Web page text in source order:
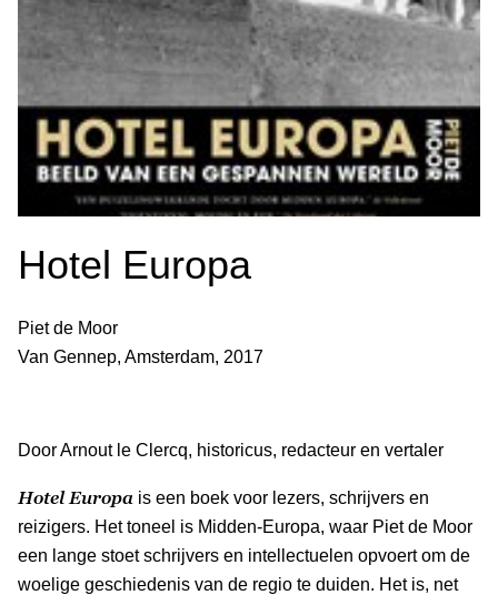
Hotel Europa
Piet de Moor
Van Gennep, Amsterdam, 2017
Door Arnout le Clercq, historicus, redacteur en vertaler
Hotel Europa is een boek voor lezers, schrijvers en
reizigers. Het toneel is Midden-Europa, waar Piet de Moor
een lange stoet schrijvers en intellectuelen opvoert om de
woelige geschiedenis van de regio te duiden. Het is, net